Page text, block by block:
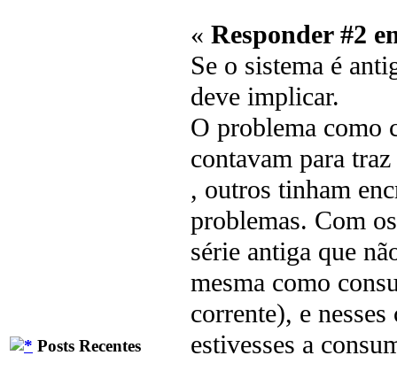
Posts Recentes
« Responder #2
Se o sistema é
deve implicar.
O problema como
contavam para
, outros tinham
problemas. Com
série antiga que
mesma como
corrente), e
estivesses a